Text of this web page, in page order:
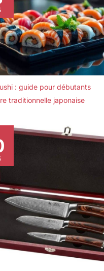
: guide pour débutants
traditionnelle japonaise